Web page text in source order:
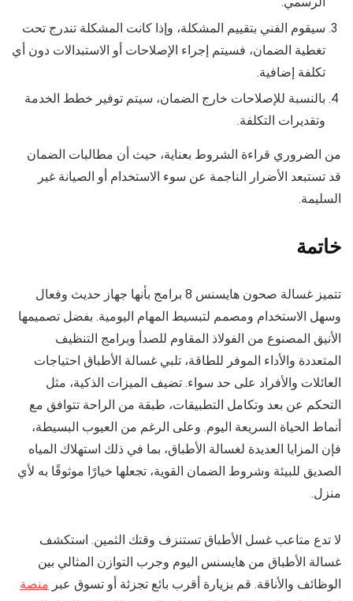
سيقوم الفني بتقييم المشكلة، وإذا كانت المشكلة تندرج تحت
تغطية الضمان، فسيتم إجراء الإصلاحات أو الاستبدالات دون أي
تكلفة إضافية.
بالنسبة للإصلاحات خارج الضمان، سيتم توفير خطط الخدمة
وتقديرات التكلفة.
من الضروري قراءة الشروط بعناية، حيث أن مطالبات الضمان
قد تستبعد الأضرار الناجمة عن سوء الاستخدام أو الصيانة غير
السليمة.
خاتمة
تتميز غسالة صحون هايسنس 8 برامج بأنها جهاز حديث وفعال
وسهل الاستخدام ومصمم لتبسيط المهام اليومية. بفضل تصميمها
الأنيق المصنوع من الفولاذ المقاوم للصدأ وبرامج التنظيف
المتعددة والأداء الموفر للطاقة، تلبي غسالة الأطباق احتياجات
العائلات والأفراد على حد سواء. تضيف الميزات الذكية، مثل
التحكم عن بعد وتكامل التطبيقات، طبقة من الراحة تتوافق مع
أنماط الحياة السريعة اليوم. وعلى الرغم من العيوب البسيطة،
فإن المزايا العديدة لغسالة الأطباق، بما في ذلك استهلاك المياه
الصديق للبيئة وشروط الضمان القوية، تجعلها خيارًا موثوقًا به لأي
منزل.
لا تدع متاعب غسل الأطباق تستنزف وقتك الثمين. استكشف
غسالة الأطباق من هايسنس اليوم وجرب التوازن المثالي بين
الوظائف والأناقة. قم بزيارة أقرب بائع تجزئة أو تسوق عبر منصة